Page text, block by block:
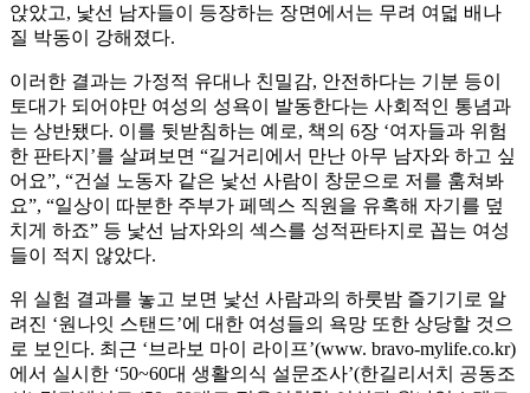
앉았고, 낯선 남자들이 등장하는 장면에서는 무려 여덟 배나
질 박동이 강해졌다.
이러한 결과는 가정적 유대나 친밀감, 안전하다는 기분 등이
토대가 되어야만 여성의 성욕이 발동한다는 사회적인 통념과
는 상반됐다. 이를 뒷받침하는 예로, 책의 6장 ‘여자들과 위험
한 판타지’를 살펴보면 “길거리에서 만난 아무 남자와 하고 싶
어요”, “건설 노동자 같은 낯선 사람이 창문으로 저를 훔쳐봐
요”, “일상이 따분한 주부가 페덱스 직원을 유혹해 자기를 덮
치게 하죠” 등 낯선 남자와의 섹스를 성적판타지로 꼽는 여성
들이 적지 않았다.
위 실험 결과를 놓고 보면 낯선 사람과의 하룻밤 즐기기로 알
려진 ‘원나잇 스탠드’에 대한 여성들의 욕망 또한 상당할 것으
로 보인다. 최근 ‘브라보 마이 라이프’(www. bravo-mylife.co.kr)
에서 실시한 ‘50~60대 생활의식 설문조사’(한길리서치 공동조